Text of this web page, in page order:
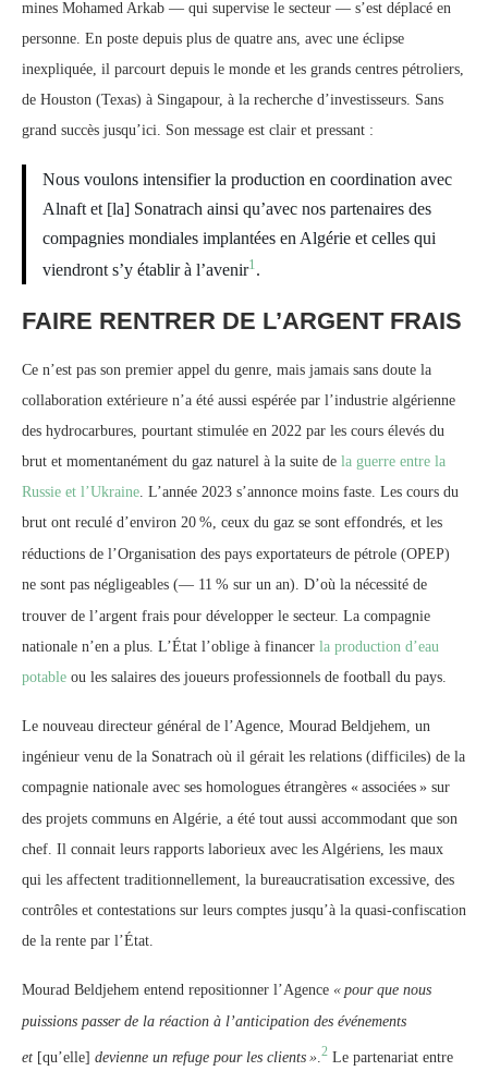
mines Mohamed Arkab — qui supervise le secteur — s’est déplacé en
personne. En poste depuis plus de quatre ans, avec une éclipse
inexpliquée, il parcourt depuis le monde et les grands centres pétroliers,
de Houston (Texas) à Singapour, à la recherche d’investisseurs. Sans
grand succès jusqu’ici. Son message est clair et pressant :
Nous voulons intensifier la production en coordination avec
Alnaft et [la] Sonatrach ainsi qu’avec nos partenaires des
compagnies mondiales implantées en Algérie et celles qui
viendront s’y établir à l’avenir1.
FAIRE RENTRER DE L’ARGENT FRAIS
Ce n’est pas son premier appel du genre, mais jamais sans doute la
collaboration extérieure n’a été aussi espérée par l’industrie algérienne
des hydrocarbures, pourtant stimulée en 2022 par les cours élevés du
brut et momentanément du gaz naturel à la suite de la guerre entre la
Russie et l’Ukraine. L’année 2023 s’annonce moins faste. Les cours du
brut ont reculé d’environ 20 %, ceux du gaz se sont effondrés, et les
réductions de l’Organisation des pays exportateurs de pétrole (OPEP)
ne sont pas négligeables (— 11 % sur un an). D’où la nécessité de
trouver de l’argent frais pour développer le secteur. La compagnie
nationale n’en a plus. L’État l’oblige à financer la production d’eau
potable ou les salaires des joueurs professionnels de football du pays.
Le nouveau directeur général de l’Agence, Mourad Beldjehem, un
ingénieur venu de la Sonatrach où il gérait les relations (difficiles) de la
compagnie nationale avec ses homologues étrangères « associées » sur
des projets communs en Algérie, a été tout aussi accommodant que son
chef. Il connait leurs rapports laborieux avec les Algériens, les maux
qui les affectent traditionnellement, la bureaucratisation excessive, des
contrôles et contestations sur leurs comptes jusqu’à la quasi-confiscation
de la rente par l’État.
Mourad Beldjehem entend repositionner l’Agence « pour que nous
puissions passer de la réaction à l’anticipation des événements
et [qu’elle] devienne un refuge pour les clients » 2 Le partenariat entre